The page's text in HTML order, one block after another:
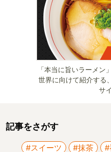
「本当に旨いラーメン
世界に向けて紹介する
サ
記事をさがす
#スイーツ #抹茶 #